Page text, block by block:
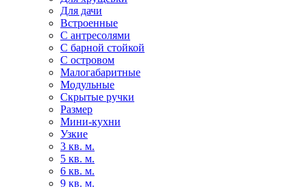
Для дачи
Встроенные
С антресолями
С барной стойкой
С островом
Малогабаритные
Модульные
Скрытые ручки
Размер
Мини-кухни
Узкие
3 кв. м.
5 кв. м.
6 кв. м.
9 кв. м.